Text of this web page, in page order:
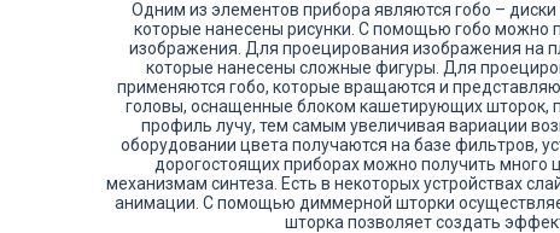
Одним из элементов прибора являются гобо –
которые нанесены рисунки. С помощью гобо можно
изображения. Для проецирования изображения на
которые нанесены сложные фигуры. Для
применяются гобо, которые вращаются и
головы, оснащенные блоком кашетирующих шторок,
профиль лучу, тем самым увеличивая вариации
оборудовании цвета получаются на базе фильтров,
дорогостоящих приборах можно получить много
механизмам синтеза. Есть в некоторых устройствах
анимации. С помощью диммерной шторки
шторка позволяет создать